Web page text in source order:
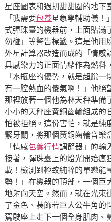
星座圖表和過期甜甜圈的地下
「我需要包養星象學輔助儀！
式彈珠臺的機器前，上面貼滿
勿碰」等警告標籤。這是他用
外星計算器改造而成的「情感
具感染力的正面情緒作為燃料
「水瓶座的優勢，就是超脫
有一腔熱血的傻氣啊！」他絕
那裡放著一個他為林天秤準備
小小的天秤座黃銅齒輪組成的
怕被拒絕。這份害怕，就是純
緊牙關，將那個黃銅齒輪音樂
「情感包養行情調節器」的輸
接著，彈珠臺上的燈光開始瘋
載！檢測到極致純粹的單戀能
勢！」在機器的頂部，一個巨
地射向天空。然而，就在光束
了金色、裝飾著巨大公牛角的
駕駛座上走下一個全身肌肉、